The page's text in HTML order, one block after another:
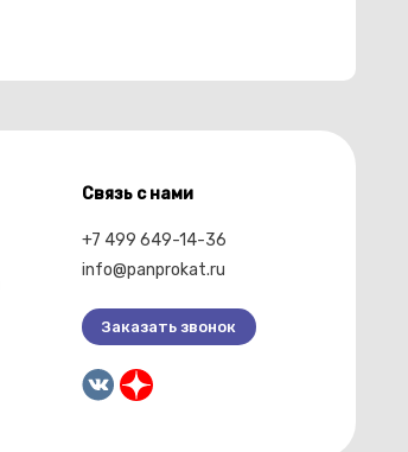
Связь с нами
+7 499 649-14-36
info@panprokat.ru
Заказать звонок